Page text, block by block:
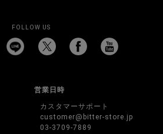
FOLLOW US
営業日時
カスタマーサポート
customer@bitter-store.jp
03-3709-7889